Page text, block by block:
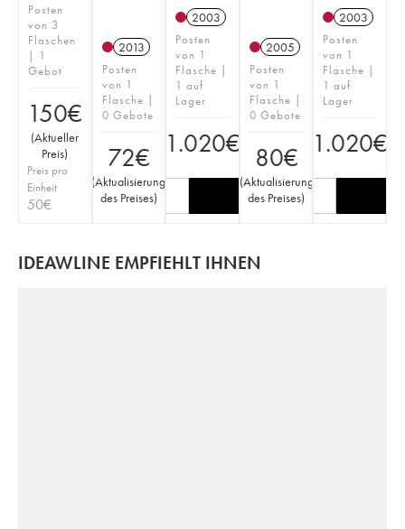
Posten
von 3
Flaschen
| 1
Gebot
150€
(Aktueller
Preis)
Preis pro
Einheit
50€
2013
Posten
von 1
Flasche |
0 Gebote
72€
(Aktualisierung
des Preises)
2003
Posten
von 1
Flasche |
1 auf
Lager
1.020€
2005
Posten
von 1
Flasche |
0 Gebote
80€
(Aktualisierung
des Preises)
2003
Posten
von 1
Flasche |
1 auf
Lager
1.020€
IDEAWLINE EMPFIEHLT IHNEN